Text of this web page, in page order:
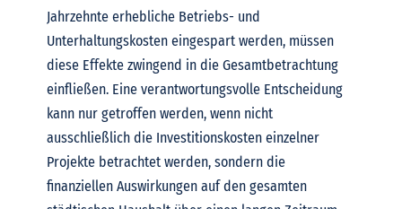
Jahrzehnte erhebliche Betriebs- und
Unterhaltungskosten eingespart werden, müssen
diese Effekte zwingend in die Gesamtbetrachtung
einfließen. Eine verantwortungsvolle Entscheidung
kann nur getroffen werden, wenn nicht
ausschließlich die Investitionskosten einzelner
Projekte betrachtet werden, sondern die
finanziellen Auswirkungen auf den gesamten